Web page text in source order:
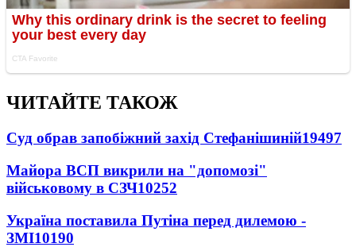
ЧИТАЙТЕ ТАКОЖ
Суд обрав запобіжний захід Стефанішиній19497
Майора ВСП викрили на "допомозі"
військовому в СЗЧ10252
Україна поставила Путіна перед дилемою -
ЗМІ10190